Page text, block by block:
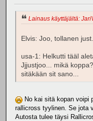
Lainaus käyttäjältä:
Elvis: Joo, tollanen just.
usa-1: Helkutti tääl
Jjjustjoo... mikä
sitäkään sit sano...
No kai sitä kopan voipi
rallicross tyylinen. Se jota
Autosta tulee täysi